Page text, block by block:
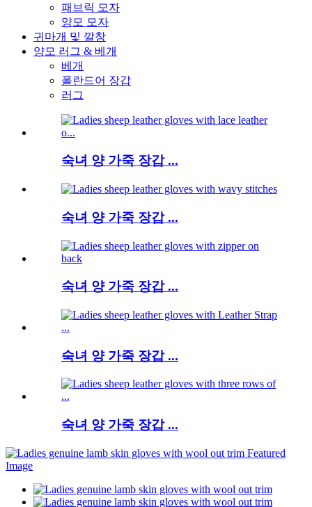
패브릭 모자
양모 모자
귀마개 및 깔창
양모 러그 & 베개
베개
폴란드어 장갑
러그
숙녀 양 가죽 장갑 ...
숙녀 양 가죽 장갑 ...
숙녀 양 가죽 장갑 ...
숙녀 양 가죽 장갑 ...
숙녀 양 가죽 장갑 ...